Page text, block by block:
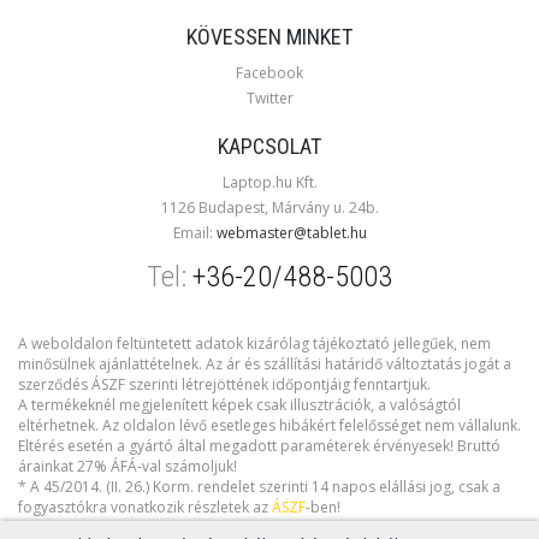
KÖVESSEN MINKET
Facebook
Twitter
KAPCSOLAT
Laptop.hu Kft.
1126 Budapest, Márvány u. 24b.
Email: webmaster@tablet.hu
Tel: +36-20/488-5003
A weboldalon feltüntetett adatok kizárólag tájékoztató jellegűek, nem
minősülnek ajánlattételnek. Az ár és szállítási határidő változtatás jogát a
szerződés ÁSZF szerinti létrejöttének időpontjáig fenntartjuk.
A termékeknél megjelenített képek csak illusztrációk, a valóságtól
eltérhetnek. Az oldalon lévő esetleges hibákért felelősséget nem vállalunk.
Eltérés esetén a gyártó által megadott paraméterek érvényesek! Bruttó
árainkat 27% ÁFÁ-val számoljuk!
* A 45/2014. (II. 26.) Korm. rendelet szerinti 14 napos elállási jog, csak a
fogyasztókra vonatkozik részletek azÁSZF-ben!